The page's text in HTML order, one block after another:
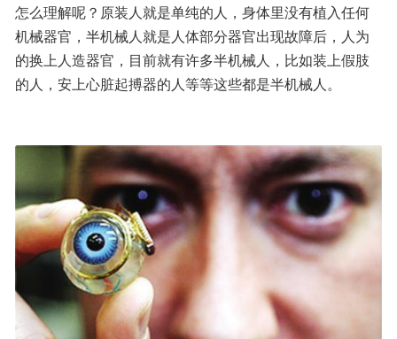
怎么理解呢？原装人就是单纯的人，身体里没有植入任何
机械器官，半机械人就是人体部分器官出现故障后，人为
的换上人造器官，目前就有许多半机械人，比如装上假肢
的人，安上心脏起搏器的人等等这些都是半机械人。